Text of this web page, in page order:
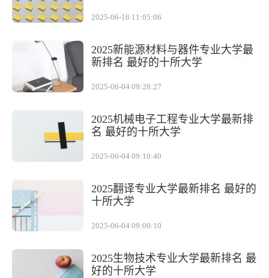
2025-06-16 11:05:06
2025新能源材料与器件专业大学最
新排名 最好的十所大学
2025-06-04 09:28:27
2025机械电子工程专业大学最新排
名 最好的十所大学
2025-06-04 09:10:40
2025翻译专业大学最新排名 最好的
十所大学
2025-06-04 09:00:10
2025生物技术专业大学最新排名 最
好的十所大学